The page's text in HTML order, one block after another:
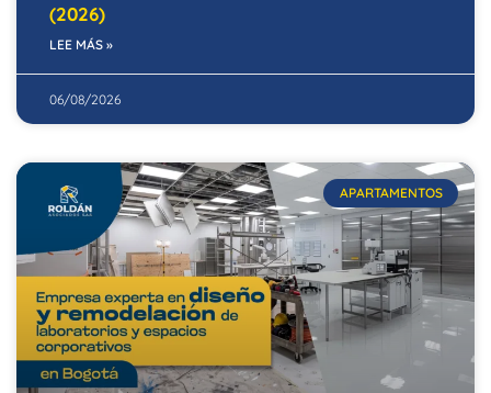
(2026)
LEE MÁS »
06/08/2026
APARTAMENTOS